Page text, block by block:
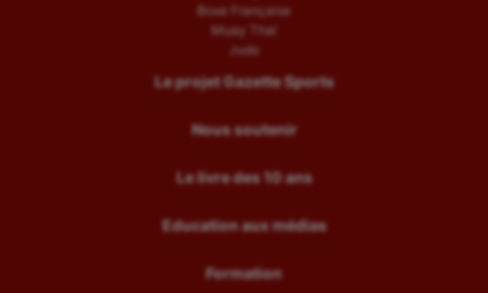
Boxe Française
Muay Thaï
Judo
Le projet Gazette Sports
Nous soutenir
Le livre des 10 ans
Education aux médias
Formation